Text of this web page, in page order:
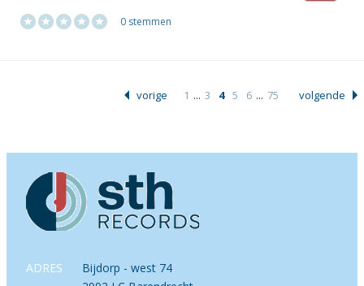
0 stemmen
vorige 1 ... 3 4 5 6 ... 75 volgende
ADRES
Bijdorp - west 74